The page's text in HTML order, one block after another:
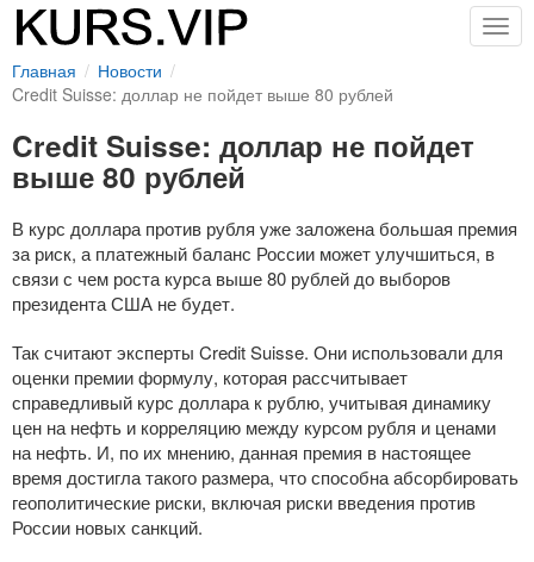
Главная
Новости
Credit Suisse: доллар не пойдет выше 80 рублей
Credit Suisse: доллар не пойдет
выше 80 рублей
В курс доллара против рубля уже заложена большая премия
за риск, а платежный баланс России может улучшиться, в
связи с чем роста курса выше 80 рублей до выборов
президента США не будет.
Так считают эксперты Credit Suisse. Они использовали для
оценки премии формулу, которая рассчитывает
справедливый курс доллара к рублю, учитывая динамику
цен на нефть и корреляцию между курсом рубля и ценами
на нефть. И, по их мнению, данная премия в настоящее
время достигла такого размера, что способна абсорбировать
геополитические риски, включая риски введения против
России новых санкций.